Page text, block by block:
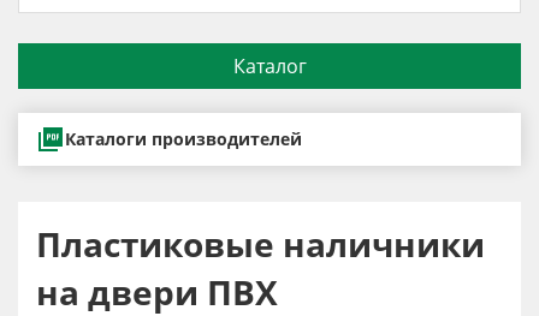
Каталог
Каталоги производителей
Пластиковые наличники
на двери ПВХ